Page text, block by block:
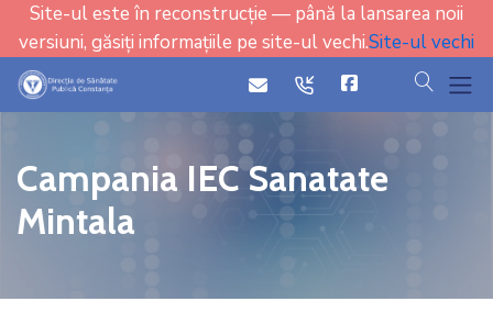
Site-ul este în reconstrucție — până la lansarea noii
versiuni, găsiți informațiile pe site-ul vechi.Site-ul vechi
iconicon cauta
Campania IEC Sanatate
Mintala